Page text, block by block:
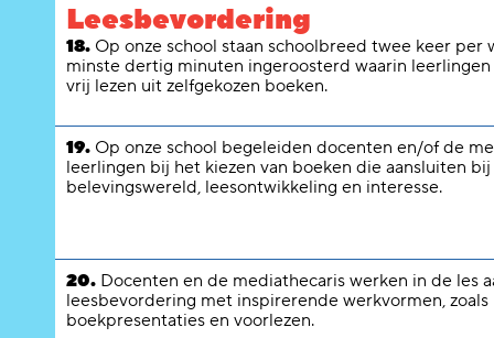
Leesbevordering
18. Op onze school staan schoolbreed twee keer per
minste dertig minuten ingeroosterd waarin
vrij lezen uit zelfgekozen boeken.
19. Op onze school begeleiden docenten en/of de
leerlingen bij het kiezen van boeken die aansluiten
belevingswereld, leesontwikkeling en interesse.
20. Docenten en de mediathecaris werken in de les
leesbevordering met inspirerende werkvormen, zoals
boekpresentaties en voorlezen.